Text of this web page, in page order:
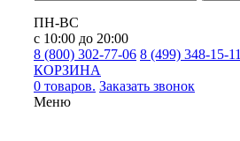
ПН-ВС
с 10:00 до 20:00
8 (800) 302-77-06 8 (499) 348-15-11
КОРЗИНА
0 товаров. Заказать звонок
Меню